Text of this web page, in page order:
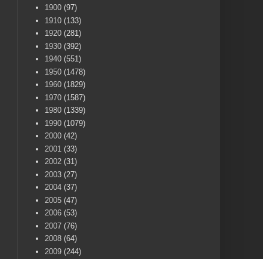
1900 (97)
1910 (133)
1920 (281)
1930 (392)
1940 (551)
1950 (1478)
1960 (1829)
1970 (1587)
1980 (1339)
1990 (1079)
2000 (42)
2001 (33)
2002 (31)
2003 (27)
2004 (37)
2005 (47)
2006 (53)
2007 (76)
2008 (64)
2009 (244)